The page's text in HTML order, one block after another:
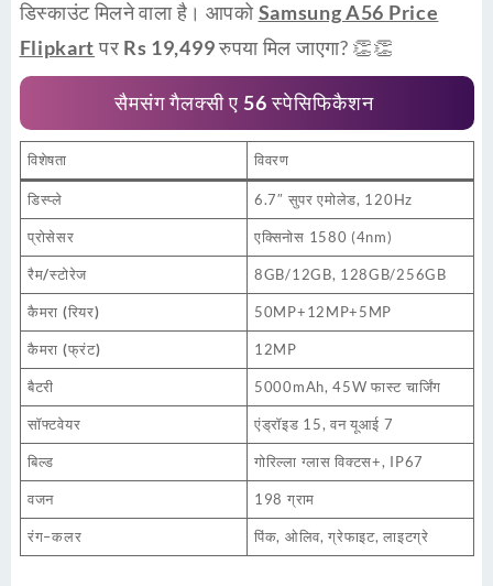
डिस्काउंट मिलने वाला है। आपकोSamsung A56 Price
Flipkartपर Rs 19,499रुपया मिल जाएगा? 👏👏
सैमसंग गैलक्सी ए 56 स्पेसिफिकैशन
विशेषता विवरण
डिस्प्ले 6.7″ सुपर एमोलेड, 120Hz
प्रोसेसर एक्सिनोस 1580 (4nm)
रैम/स्टोरेज 8GB/12GB, 128GB/256GB
कैमरा (रियर) 50MP+12MP+5MP
कैमरा (फ्रंट) 12MP
बैटरी 5000mAh, 45W फास्ट चार्जिंग
सॉफ्टवेयर एंड्रॉइड 15, वन यूआई 7
बिल्ड गोरिल्ला ग्लास विक्टस+, IP67
वजन 198 ग्राम
रंग–कलर पिंक, ओलिव, ग्रेफाइट, लाइटग्रे